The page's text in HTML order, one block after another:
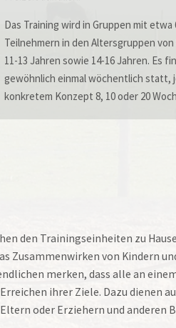
Das Training wird in Gruppen mit etwa
Teilnehmern in den Altersgruppen von
11-13 Jahren sowie 14-16 Jahren. Es
gewöhnlich einmal wöchentlich statt,
konkretem Konzept 8, 10 oder 20
den Trainingseinheiten zu
Zusammenwirken von Kindern
merken, dass alle an
ihrer Ziele. Dazu dienen
oder Erziehern und anderen